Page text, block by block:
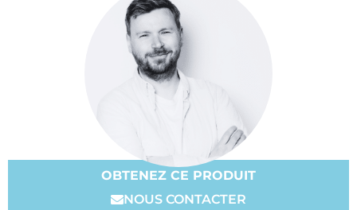
OBTENEZ CE PRODUIT
NOUS CONTACTER